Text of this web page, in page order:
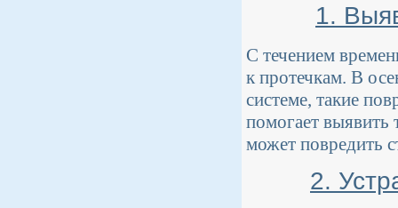
1.
С течением
к протечкам. В
системе, такие
помогает выявить
может повредить
2.